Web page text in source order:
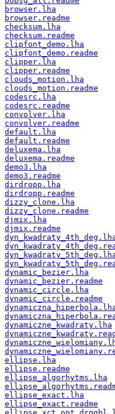
browser.lha
browser.readme
checksum.lha
checksum.readme
clipfont_demo.lha
clipfont_demo.readme
clipper.lha
clipper.readme
clouds_motion.lha
clouds_motion.readme
codesrc.lha
codesrc.readme
convolver.lha
convolver.readme
default.lha
default.readme
deluxema.lha
deluxema.readme
demo3.lha
demo3.readme
dirdropp.lha
dirdropp.readme
dizzy_clone.lha
dizzy_clone.readme
djmix.lha
djmix.readme
dynamic_bezier.lha
dynamic_bezier.readme
dynamic_circle.lha
dynamic_circle.readme
dynamiczne_kwadraty.lha
ellipse.lha
ellipse.readme
ellipse_algorhytms.lha
ellipse_exact.lha
ellipse_exact.readme